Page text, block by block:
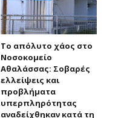
Το απόλυτο χάος στο
Νοσοκομείο
Αθαλάσσας: Σοβαρές
ελλείψεις και
προβλήματα
υπερπληρότητας
αναδείχθηκαν κατά τη